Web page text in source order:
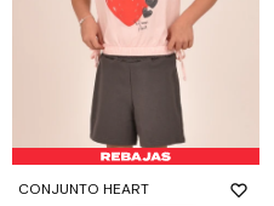
CONJUNTO HEART